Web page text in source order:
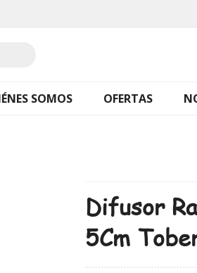
SOMOS OFERTAS
Difusor
5Cm